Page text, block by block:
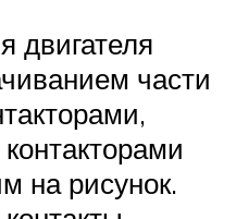
двигателя
части
на рисунок.